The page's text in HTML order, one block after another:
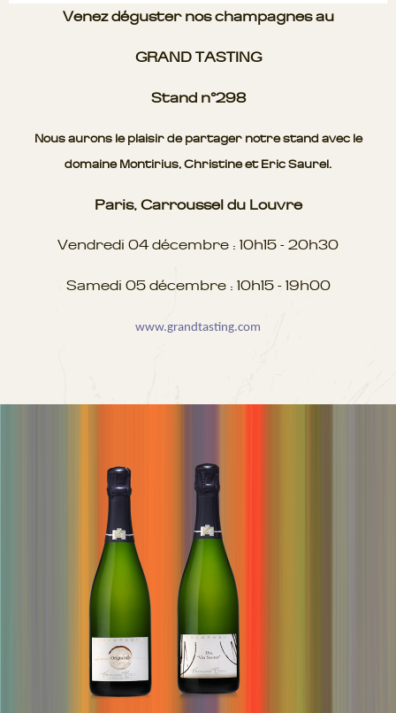
Venez déguster nos champagnes au
GRAND TASTING
Stand n°298
Nous aurons le plaisir de partager notre stand avec le
domaine Montirius, Christine et Eric Saurel.
Paris, Carroussel du Louvre
Vendredi 04 décembre : 10h15 - 20h30
Samedi 05 décembre : 10h15 - 19h00
www.grandtasting.com